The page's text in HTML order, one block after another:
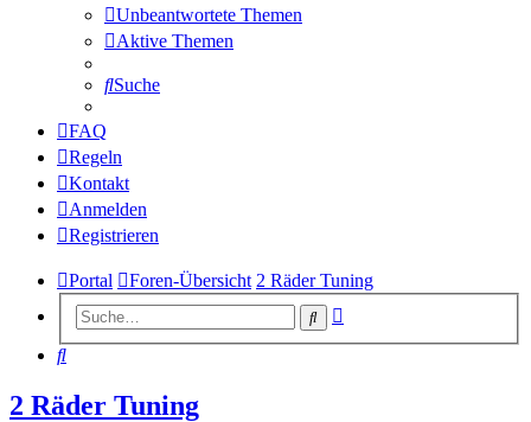
Unbeantwortete Themen
Aktive Themen
Suche
FAQ
Regeln
Kontakt
Anmelden
Registrieren
Portal Foren-Übersicht 2 Räder Tuning
Suche
Suche
2 Räder Tuning